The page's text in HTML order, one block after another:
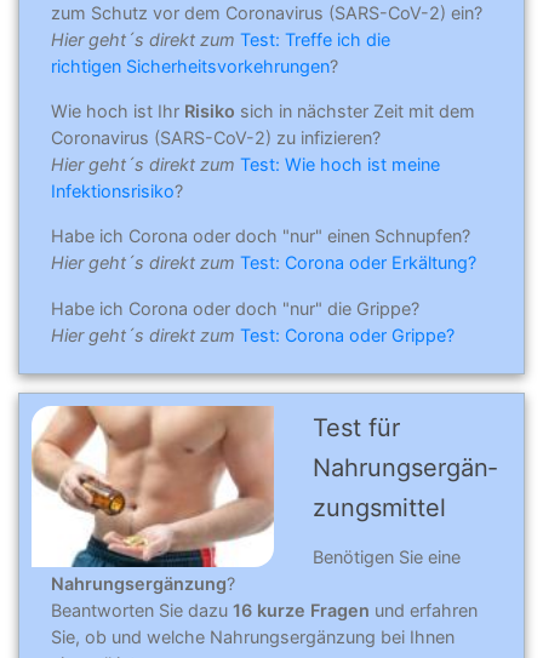
zum Schutz vor dem Coronavirus (SARS-CoV-2) ein?
Hier geht´s direkt zum Test: Treffe ich die
richtigen Sicherheitsvorkehrungen?
Wie hoch ist Ihr Risiko sich in nächster Zeit mit dem
Coronavirus (SARS-CoV-2) zu infizieren?
Hier geht´s direkt zum Test: Wie hoch ist meine
Infektionsrisiko?
Habe ich Corona oder doch "nur" einen Schnupfen?
Hier geht´s direkt zum Test: Corona oder Erkältung?
Habe ich Corona oder doch "nur" die Grippe?
Hier geht´s direkt zum Test: Corona oder Grippe?
Test für
Nahrungs­er­gän­
zungs­mit­tel
Benötigen Sie eine
Nahrungsergänzung?
Beantworten Sie dazu 16 kurze Fragen und erfahren
Sie, ob und welche Nahrungsergänzung bei Ihnen